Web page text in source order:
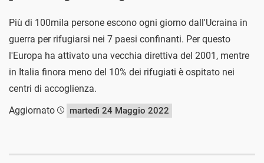
Più di 100mila persone escono ogni giorno dall'Ucraina in
guerra per rifugiarsi nei 7 paesi confinanti. Per questo
l'Europa ha attivato una vecchia direttiva del 2001, mentre
in Italia finora meno del 10% dei rifugiati è ospitato nei
centri di accoglienza.
Aggiornato
martedì 24 Maggio 2022